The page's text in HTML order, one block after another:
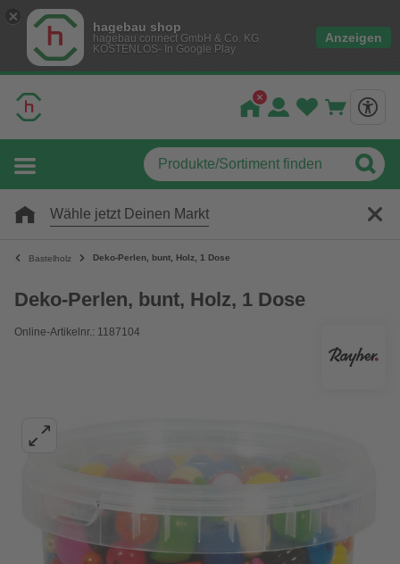
hagebau shop
hagebau connect GmbH & Co. KG
KOSTENLOS- In Google Play
Anzeigen
Wähle jetzt Deinen Markt
Bastelholz Deko-Perlen, bunt, Holz, 1 Dose
Deko-Perlen, bunt, Holz, 1 Dose
Online-Artikelnr.: 1187104